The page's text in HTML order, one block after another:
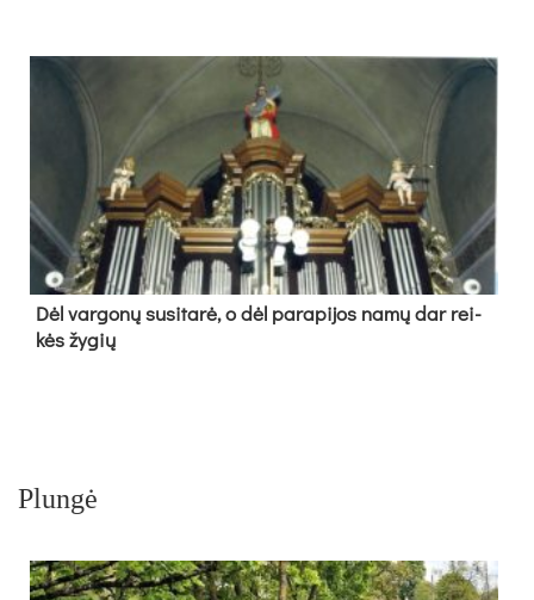
Dėl var­go­nų su­si­ta­rė, o dėl pa­ra­pi­jos na­mų dar rei­
kės žy­gių
Plungė